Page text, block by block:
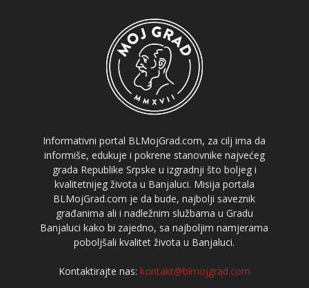
Informativni portal BLMojGrad.com, za cilj ima da
informiše, edukuje i pokrene stanovnike najvećeg
grada Republike Srpske u izgradnji što boljeg i
kvalitetnijeg života u Banjaluci. Misija portala
BLMojGrad.com je da bude, najbolji saveznik
građanima ali i nadležnim službama u Gradu
Banjaluci kako bi zajedno, sa najboljim namjerama
poboljšali kvalitet života u Banjaluci.
Kontaktirajte nas: kontakt@blmojgrad.com